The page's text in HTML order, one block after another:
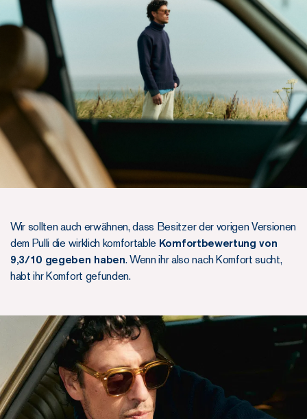
Wir sollten auch erwähnen, dass Besitzer der vorigen Versionen
dem Pulli die wirklich komfortable Komfortbewertung von
9,3/10 gegeben haben. Wenn ihr also nach Komfort sucht,
habt ihr Komfort gefunden.